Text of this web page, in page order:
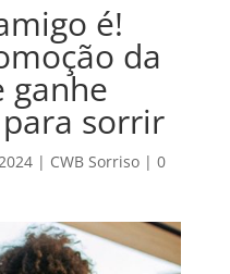
é!
da
ganhe
sorrir
| CWB Sorriso| 0